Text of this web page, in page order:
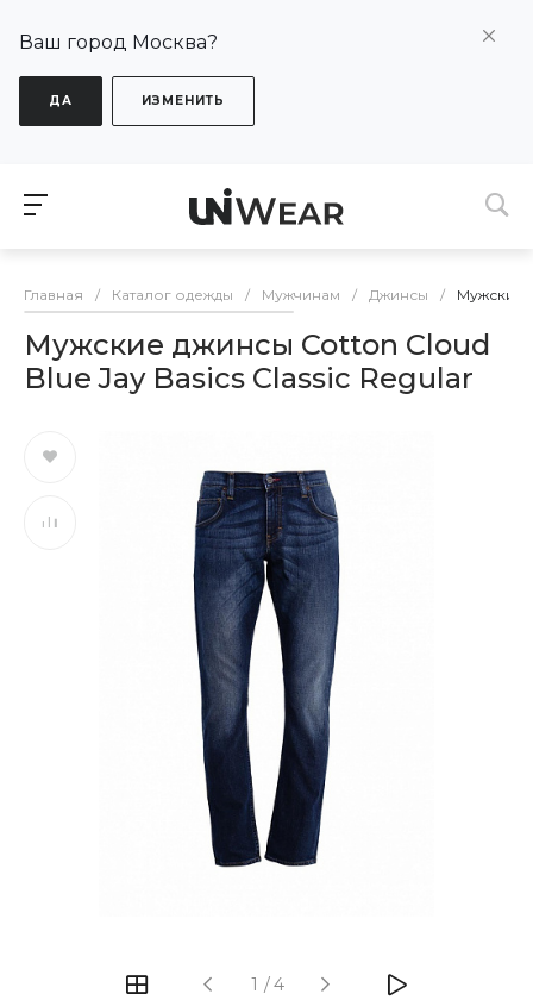
Ваш город Москва?
ДА ИЗМЕНИТЬ
Главная / Каталог одежды / Мужчинам / Джинсы / Мужские
Мужские джинсы Cotton Cloud
Blue Jay Basics Classic Regular
1 /4